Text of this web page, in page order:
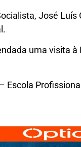
José
uma visita
Escola